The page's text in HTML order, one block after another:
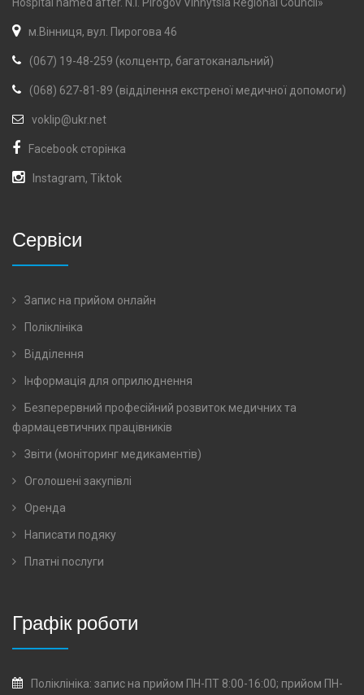
м.Вінниця, вул. Пирогова 46
(067) 19-48-259 (колцентр, багатоканальний)
(068) 627-81-89 (відділення екстреної медичної допомоги)
voklip@ukr.net
Facebook сторінка
Instagram, Tiktok
Сервіси
Запис на прийом онлайн
Поліклініка
Відділення
Інформація для оприлюднення
Безперервний професійний розвиток медичних та
фармацевтичних працівників
Звіти (моніторинг медикаментів)
Оголошені закупівлі
Оренда
Написати подяку
Платні послуги
Графік роботи
Поліклініка: запис на прийом ПН-ПТ 8:00-16:00; прийом ПН-